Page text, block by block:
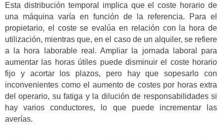
Esta distribución temporal implica que el coste horario de
una máquina varía en función de la referencia. Para el
propietario, el coste se evalúa en relación con la hora de
utilización, mientras que, en el caso de un alquiler, se refiere
a la hora laborable real. Ampliar la jornada laboral para
aumentar las horas útiles puede disminuir el coste horario
fijo y acortar los plazos, pero hay que sopesarlo con
inconvenientes como el aumento de costes por horas extra
del operario, su fatiga y la dilución de responsabilidades si
hay varios conductores, lo que puede incrementar las
averías.